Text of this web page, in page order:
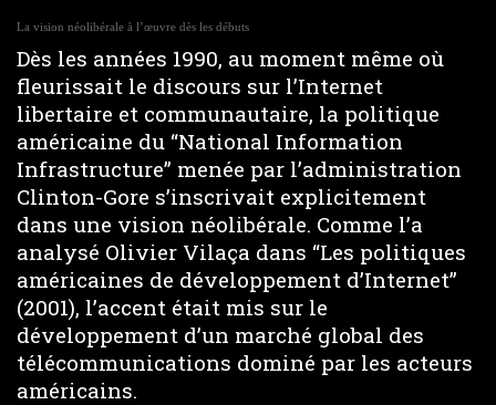
La vision néolibérale à l’œuvre dès les débuts
Dès les années 1990, au moment même où
fleurissait le discours sur l’Internet
libertaire et communautaire, la politique
américaine du “National Information
Infrastructure” menée par l’administration
Clinton-Gore s’inscrivait explicitement
dans une vision néolibérale. Comme l’a
analysé Olivier Vilaça dans “Les politiques
américaines de développement d’Internet”
(2001), l’accent était mis sur le
développement d’un marché global des
télécommunications dominé par les acteurs
américains.